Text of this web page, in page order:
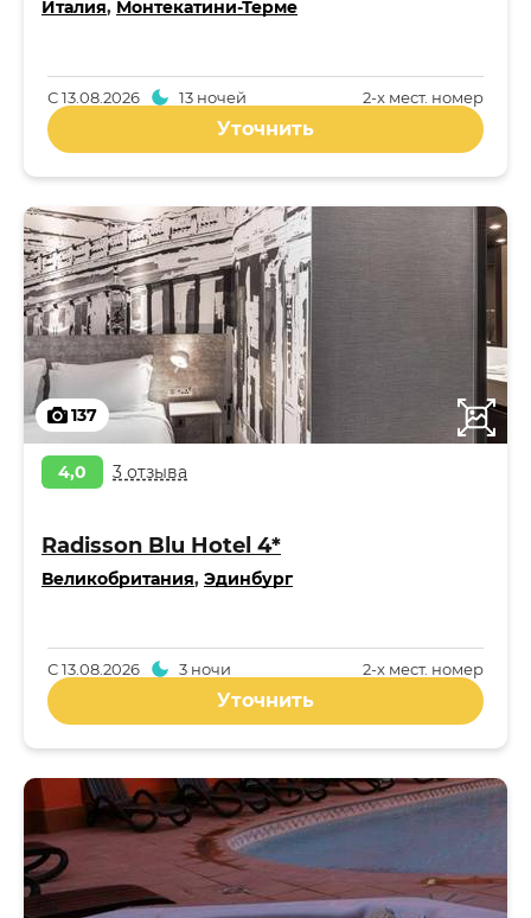
Италия, Монтекатини-Терме
2-x мест. номер
С13.08.2026 13 ночей
Уточнить
137
4,0 3 отзыва
Radisson Blu Hotel 4*
Великобритания, Эдинбург
2-x мест. номер
С13.08.2026 3 ночи
Уточнить